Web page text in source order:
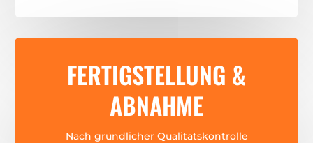
FERTIGSTELLUNG &
ABNAHME
Nach gründlicher Qualitätskontrolle